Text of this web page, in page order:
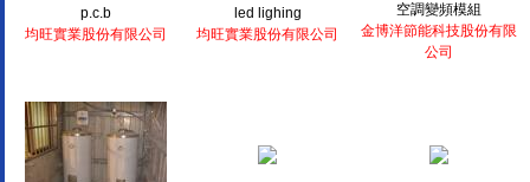
p.c.b
均旺實業股份有限公司
led lighing
均旺實業股份有限公司
空調變頻模組
金博洋節能科技股份有限
公司